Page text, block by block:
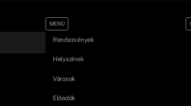
MENÜ
Rendezvények
Helyszínek
Városok
Előadók